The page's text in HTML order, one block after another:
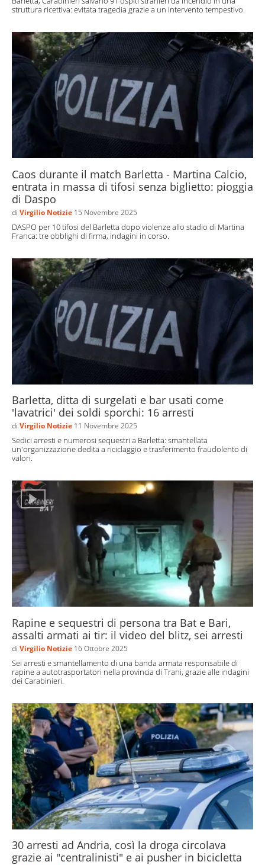
struttura ricettiva: evitata tragedia grazie a un intervento tempestivo.
Caos durante il match Barletta - Martina Calcio,
entrata in massa di tifosi senza biglietto: pioggia
di Daspo
di Virgilio Notizie 15 Novembre 2025
DASPO per 10 tifosi del Barletta dopo violenze allo stadio di Martina
Franca: tre obblighi di firma, indagini in corso.
Barletta, ditta di surgelati e bar usati come
'lavatrici' dei soldi sporchi: 16 arresti
di Virgilio Notizie 11 Novembre 2025
Sedici arresti e numerosi sequestri a Barletta: smantellata
un'organizzazione dedita a riciclaggio e trasferimento fraudolento di
valori.
Rapine e sequestri di persona tra Bat e Bari,
assalti armati ai tir: il video del blitz, sei arresti
di Virgilio Notizie 16 Ottobre 2025
Sei arresti e smantellamento di una banda armata responsabile di
rapine a autotrasportatori nella provincia di Trani, grazie alle indagini
dei Carabinieri.
30 arresti ad Andria, così la droga circolava
grazie ai "centralinisti" e ai pusher in bicicletta